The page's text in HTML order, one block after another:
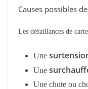
Causes possibles
Les défaillances de
Une
Une
Une chute ou